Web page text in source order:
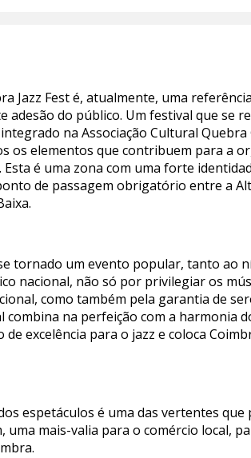
Jazz Fest é, atualmente, uma
adesão do público. Um festival que se
na Associação Cultural
os elementos que contribuem para a
Esta é uma zona com uma forte
de passagem obrigatório entre a
tornado um evento popular, tanto ao
nacional, não só por privilegiar os
como também pela garantia de
combina na perfeição com a harmonia
de excelência para o jazz e coloca
espetáculos é uma das vertentes
uma mais-valia para o comércio local,